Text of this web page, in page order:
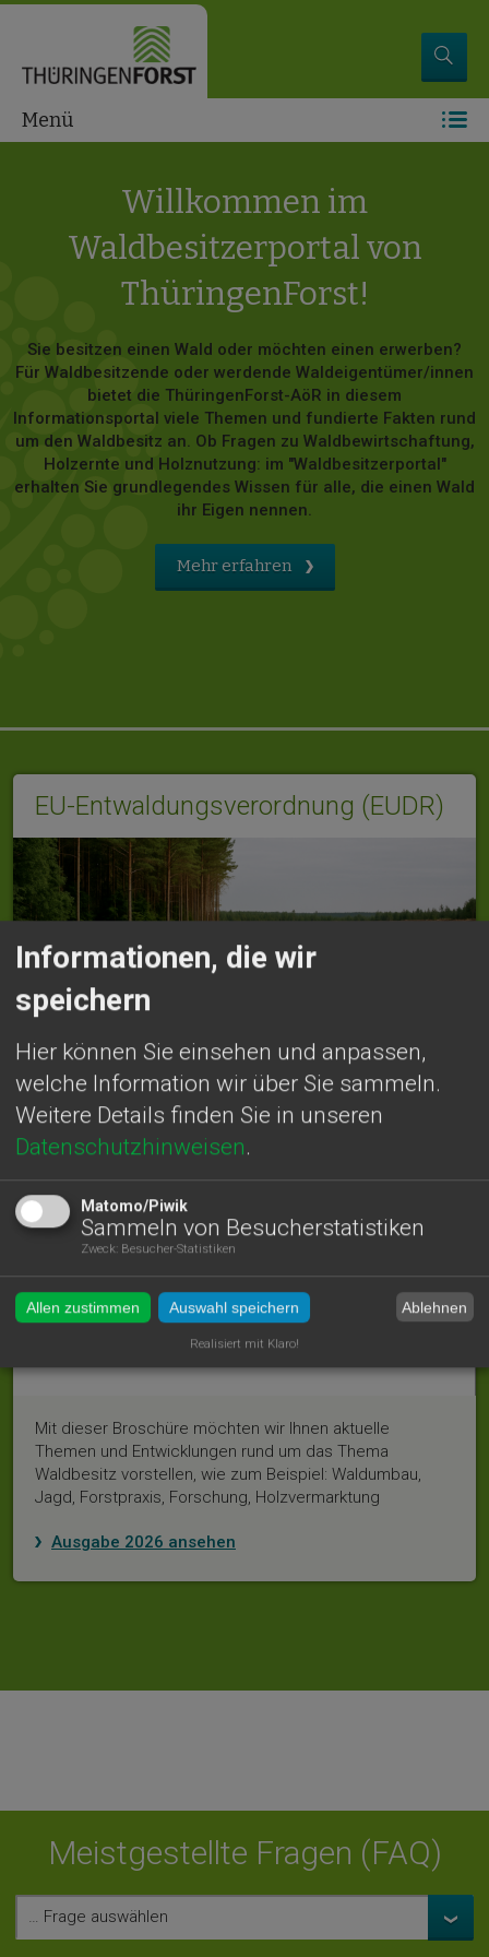
Menü
Willkommen im
Waldbesitzerportal von
ThüringenForst!
Sie besitzen einen Wald oder möchten einen erwerben?
Für Waldbesitzende oder werdende Waldeigentümer/innen
bietet die ThüringenForst-AöR in diesem
Informationsportal viele Themen und fundierte Fakten rund
um den Waldbesitz an. Ob Fragen zu Waldbewirtschaftung,
Holzernte und Holznutzung: im "Waldbesitzerportal"
erhalten Sie grundlegendes Wissen für alle, die einen Wald
ihr Eigen nennen.
Mehr erfahren
EU-Entwaldungsverordnung (EUDR)
Wir haben für unsere Waldbesitzer:innen Antworten auf
Entwaldungsverordnung (EUDR) zusammengestellt. Die
Antworten werden laufend aktualisiert und ergänzt.
FAQ zum Thema EUDR ansehen
Unser Waldbote - Ausgabe 2026
Mit dieser Broschüre möchten wir Ihnen aktuelle
Themen und Entwicklungen rund um das Thema
Waldbesitz vorstellen, wie zum Beispiel: Waldumbau,
Jagd, Forstpraxis, Forschung, Holzvermarktung
Ausgabe 2026 ansehen
Meistgestellte Fragen (FAQ)
… Frage auswählen
Informationen, die wir
speichern
Hier können Sie einsehen und anpassen,
welche Information wir über Sie sammeln.
Weitere Details finden Sie in unseren
Datenschutzhinweisen.
Matomo/Piwik
Sammeln von Besucherstatistiken
Zweck: Besucher-Statistiken
Allen zustimmen Auswahl speichern Ablehnen
Realisiert mit Klaro!